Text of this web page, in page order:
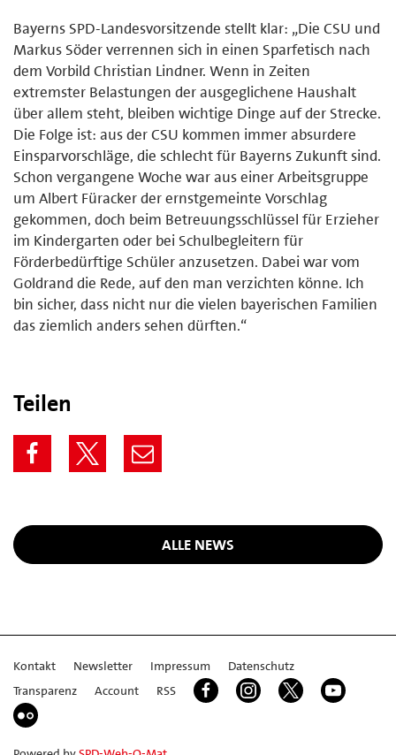
Bayerns SPD-Landesvorsitzende stellt klar: „Die CSU und
Markus Söder verrennen sich in einen Sparfetisch nach
dem Vorbild Christian Lindner. Wenn in Zeiten
extremster Belastungen der ausgeglichene Haushalt
über allem steht, bleiben wichtige Dinge auf der Strecke.
Die Folge ist: aus der CSU kommen immer absurdere
Einsparvorschläge, die schlecht für Bayerns Zukunft sind.
Schon vergangene Woche war aus einer Arbeitsgruppe
um Albert Füracker der ernstgemeinte Vorschlag
gekommen, doch beim Betreuungsschlüssel für Erzieher
im Kindergarten oder bei Schulbegleitern für
Förderbedürftige Schüler anzusetzen. Dabei war vom
Goldrand die Rede, auf den man verzichten könne. Ich
bin sicher, dass nicht nur die vielen bayerischen Familien
das ziemlich anders sehen dürften.“
Teilen
ALLE NEWS
Kontakt Newsletter Impressum
Datenschutz
Transparenz
Account RSS